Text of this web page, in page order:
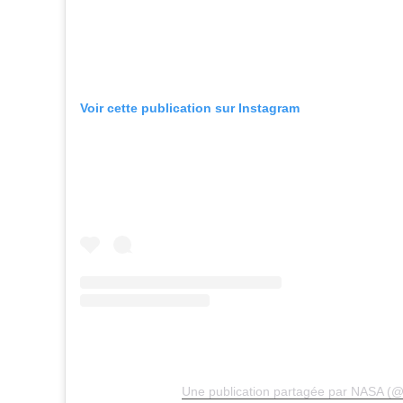
Voir cette publication sur Instagram
Une publication partagée par NASA